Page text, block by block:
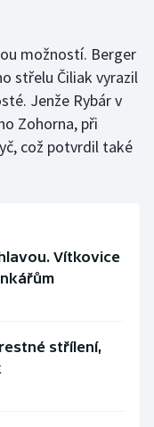
možností. Berger
střelu Čiliak vyrazil
Jenže Rybár v
Zohorna, při
což potvrdil také
Vítkovice
střílení,